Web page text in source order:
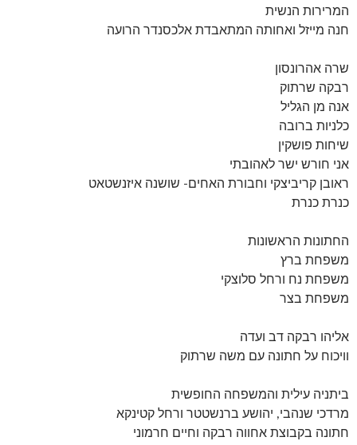
המרירות הנשית
חנה מייזל ואחותה המתאבדת אלכסנדר הרועה
שרה אהרונסון
רבקה שרתוק
אנה מן הגליל
כלניות ברובה
שיחות פושקין
אני חורש ישר לאהובתי
ראובן קריביצקי וחבורת האחים- שושנה איזנשטאט
כנרת כנרת
החתונות הראשונות
משפחת ברץ
משפחת נח ורחל סלוצקי
משפחת בצר
אליהו רבקה דב ועדה
וויכוח על חתונה עם משה שרתוק
ביתניה עילית והמשפחה החופשית
מרדכי שנהבי, יהושע ברנשטטר ורחל קטינקא
חתונה בקבוצת אחווה רבקה וחיים חרמוני